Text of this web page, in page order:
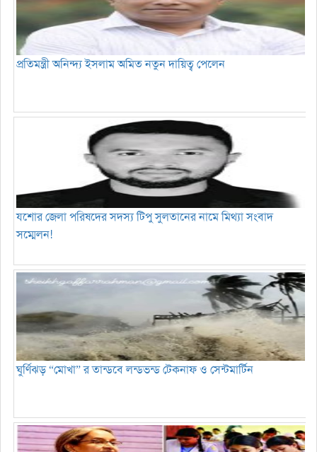
প্রতিমন্ত্রী অনিন্দ্য ইসলাম অমিত নতুন দায়িত্ব পেলেন
যশোর জেলা পরিষদের সদস্য টিপু সুলতানের নামে মিথ্যা সংবাদ
সম্মেলন!
ঘুর্ণিঝড় “মোখা” র তান্ডবে লন্ডভন্ড টেকনাফ ও সেন্টমার্টিন